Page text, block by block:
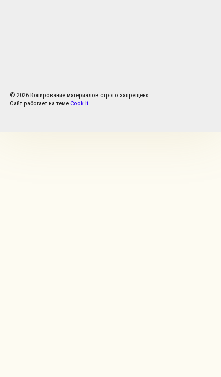
© 2026 Копирование материалов строго запрещено.
Сайт работает на теме Cook It